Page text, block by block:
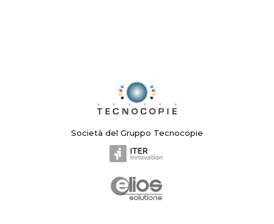
Società del Gruppo Tecnocopie